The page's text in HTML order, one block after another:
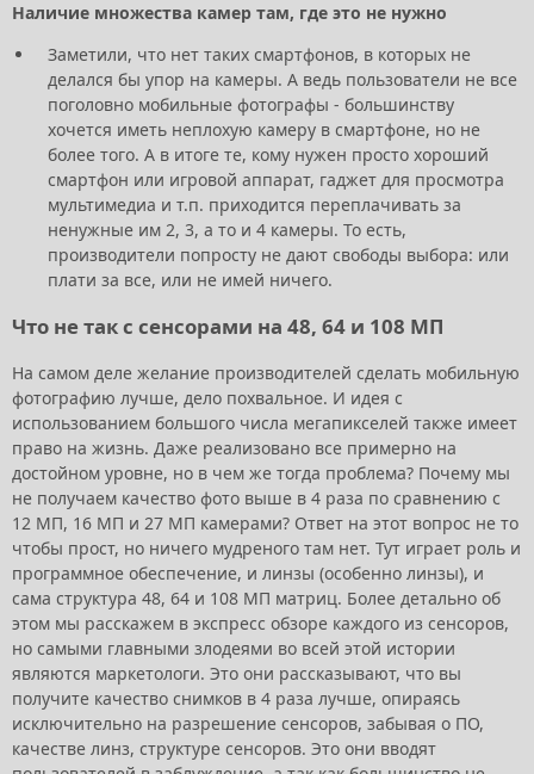
Наличие множества камер там, где это не нужно
Заметили, что нет таких смартфонов, в которых не
делался бы упор на камеры. А ведь пользователи не все
поголовно мобильные фотографы - большинству
хочется иметь неплохую камеру в смартфоне, но не
более того. А в итоге те, кому нужен просто хороший
смартфон или игровой аппарат, гаджет для просмотра
мультимедиа и т.п. приходится переплачивать за
ненужные им 2, 3, а то и 4 камеры. То есть,
производители попросту не дают свободы выбора: или
плати за все, или не имей ничего.
Что не так с сенсорами на 48, 64 и 108 МП
На самом деле желание производителей сделать мобильную
фотографию лучше, дело похвальное. И идея с
использованием большого числа мегапикселей также имеет
право на жизнь. Даже реализовано все примерно на
достойном уровне, но в чем же тогда проблема? Почему мы
не получаем качество фото выше в 4 раза по сравнению с
12 МП, 16 МП и 27 МП камерами? Ответ на этот вопрос не то
чтобы прост, но ничего мудреного там нет. Тут играет роль и
программное обеспечение, и линзы (особенно линзы), и
сама структура 48, 64 и 108 МП матриц. Более детально об
этом мы расскажем в экспресс обзоре каждого из сенсоров,
но самыми главными злодеями во всей этой истории
являются маркетологи. Это они рассказывают, что вы
получите качество снимков в 4 раза лучше, опираясь
исключительно на разрешение сенсоров, забывая о ПО,
качестве линз, структуре сенсоров. Это они вводят